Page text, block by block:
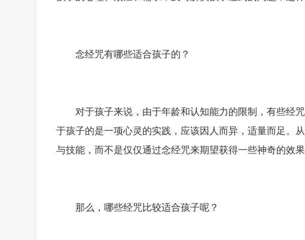
念经咒有哪些适合孩子的？
对于孩子来说，由于年龄和认知能力的限制，有些经
于孩子的是一项心灵的实践，应该因人而异，适量而足。
与技能，而不是仅仅通过念经咒来期望获得一些神奇的效果
那么，哪些经咒比较适合孩子呢？